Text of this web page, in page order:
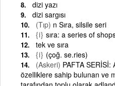
dizi yazı
dizi sargısı
(Tıp) n Sıra, silsile seri
{i} sıra: a series of
tek ve sıra
{i} (çoğ. se.ries)
(Askeri) PAFTA SERİSİ:
özelliklere sahip bulunan ve